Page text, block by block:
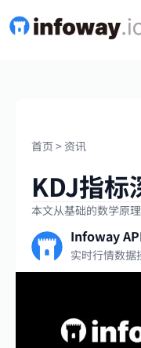
首页 >资讯
KDJ指标
本文从基础的数学原
Infoway
实时行情数据